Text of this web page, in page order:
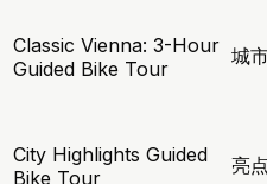
Classic Vienna: 3-Hour
Guided Bike Tour
城
City Highlights Guided
Bike Tour
亮点